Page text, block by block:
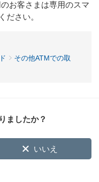
お客さまは専用のスマ
ださい。
その他ATMでの取
ましたか？
いいえ